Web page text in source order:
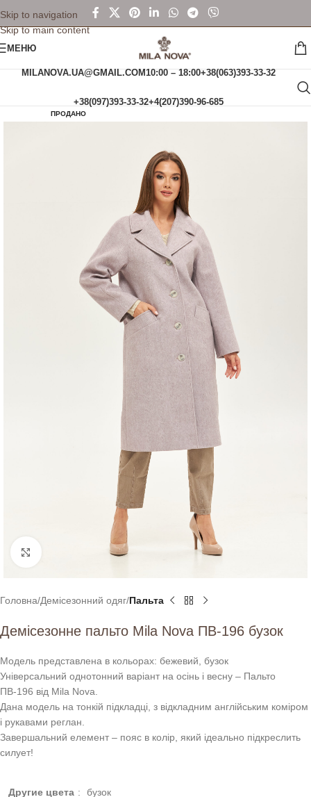
Skip to navigation
Skip to main content
МЕНЮ
MILANOVA.UA@GMAIL.COM10:00 – 18:00+38(063)393-33-32
+38(097)393-33-32+4(207)390-96-685
ПРОДАНО
Натисніть, щоб збільшити
Головна Демісезонний одяг Пальта
Демісезонне пальто Mila Nova ПВ-196 бузок
Модель представлена в кольорах: бежевий, бузок
Універсальний однотонний варіант на осінь і весну – Пальто
ПВ-196 від Mila Nova.
Дана модель на тонкій підкладці, з відкладним англійським коміром
і рукавами реглан.
Завершальний елемент – пояс в колір, який ідеально підкреслить
силует!
Другие цвета : бузок